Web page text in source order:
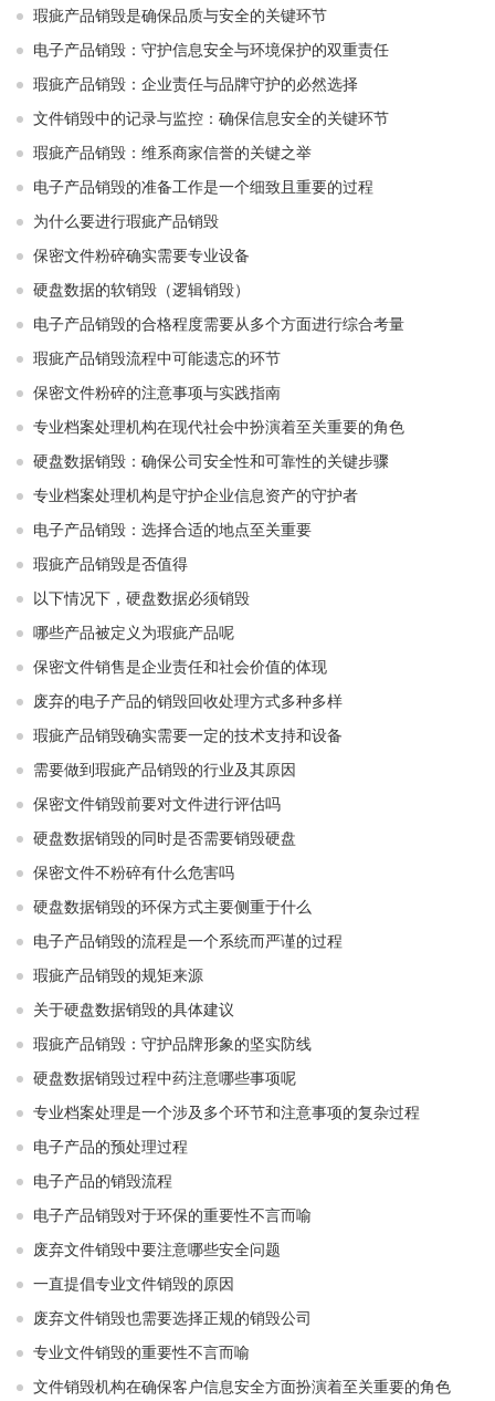
瑕疵产品销毁是确保品质与安全的关键环节
电子产品销毁：守护信息安全与环境保护的双重责任
瑕疵产品销毁：企业责任与品牌守护的必然选择
文件销毁中的记录与监控：确保信息安全的关键环节
瑕疵产品销毁：维系商家信誉的关键之举
电子产品销毁的准备工作是一个细致且重要的过程
为什么要进行瑕疵产品销毁
保密文件粉碎确实需要专业设备
硬盘数据的软销毁（逻辑销毁）
电子产品销毁的合格程度需要从多个方面进行综合考量
瑕疵产品销毁流程中可能遗忘的环节
保密文件粉碎的注意事项与实践指南
专业档案处理机构在现代社会中扮演着至关重要的角色
硬盘数据销毁：确保公司安全性和可靠性的关键步骤
专业档案处理机构是守护企业信息资产的守护者
电子产品销毁：选择合适的地点至关重要
瑕疵产品销毁是否值得
以下情况下，硬盘数据必须销毁
哪些产品被定义为瑕疵产品呢
保密文件销售是企业责任和社会价值的体现
废弃的电子产品的销毁回收处理方式多种多样
瑕疵产品销毁确实需要一定的技术支持和设备
需要做到瑕疵产品销毁的行业及其原因
保密文件销毁前要对文件进行评估吗
硬盘数据销毁的同时是否需要销毁硬盘
保密文件不粉碎有什么危害吗
硬盘数据销毁的环保方式主要侧重于什么
电子产品销毁的流程是一个系统而严谨的过程
瑕疵产品销毁的规矩来源
关于硬盘数据销毁的具体建议
瑕疵产品销毁：守护品牌形象的坚实防线
硬盘数据销毁过程中药注意哪些事项呢
专业档案处理是一个涉及多个环节和注意事项的复杂过程
电子产品的预处理过程
电子产品的销毁流程
电子产品销毁对于环保的重要性不言而喻
废弃文件销毁中要注意哪些安全问题
一直提倡专业文件销毁的原因
废弃文件销毁也需要选择正规的销毁公司
专业文件销毁的重要性不言而喻
文件销毁机构在确保客户信息安全方面扮演着至关重要的角色